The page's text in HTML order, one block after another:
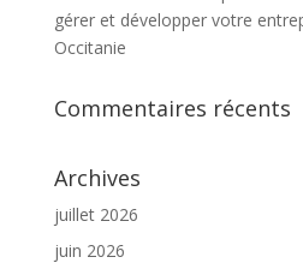
gérer et développer votre
Occitanie
Commentaires récents
Archives
juillet 2026
juin 2026